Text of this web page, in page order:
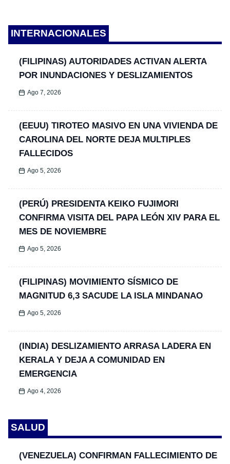
INTERNACIONALES
(FILIPINAS) AUTORIDADES ACTIVAN ALERTA
POR INUNDACIONES Y DESLIZAMIENTOS
Ago 7, 2026
(EEUU) TIROTEO MASIVO EN UNA VIVIENDA DE
CAROLINA DEL NORTE DEJA MULTIPLES
FALLECIDOS
Ago 5, 2026
(PERÚ) PRESIDENTA KEIKO FUJIMORI
CONFIRMA VISITA DEL PAPA LEÓN XIV PARA EL
MES DE NOVIEMBRE
Ago 5, 2026
(FILIPINAS) MOVIMIENTO SÍSMICO DE
MAGNITUD 6,3 SACUDE LA ISLA MINDANAO
Ago 5, 2026
(INDIA) DESLIZAMIENTO ARRASA LADERA EN
KERALA Y DEJA A COMUNIDAD EN
EMERGENCIA
Ago 4, 2026
SALUD
(VENEZUELA) CONFIRMAN FALLECIMIENTO DE